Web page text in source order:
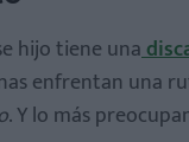
hijo tiene una
enfrentan una
. Y lo más